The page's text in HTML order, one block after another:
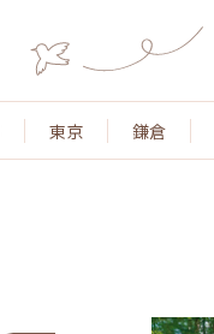
東京 鎌倉